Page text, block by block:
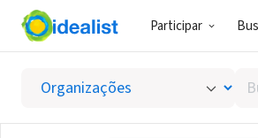
Participar
por